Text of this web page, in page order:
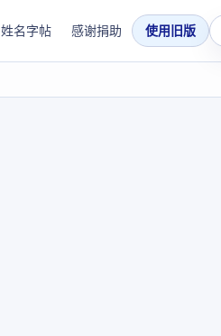
姓名字帖 感谢捐助 使用旧版